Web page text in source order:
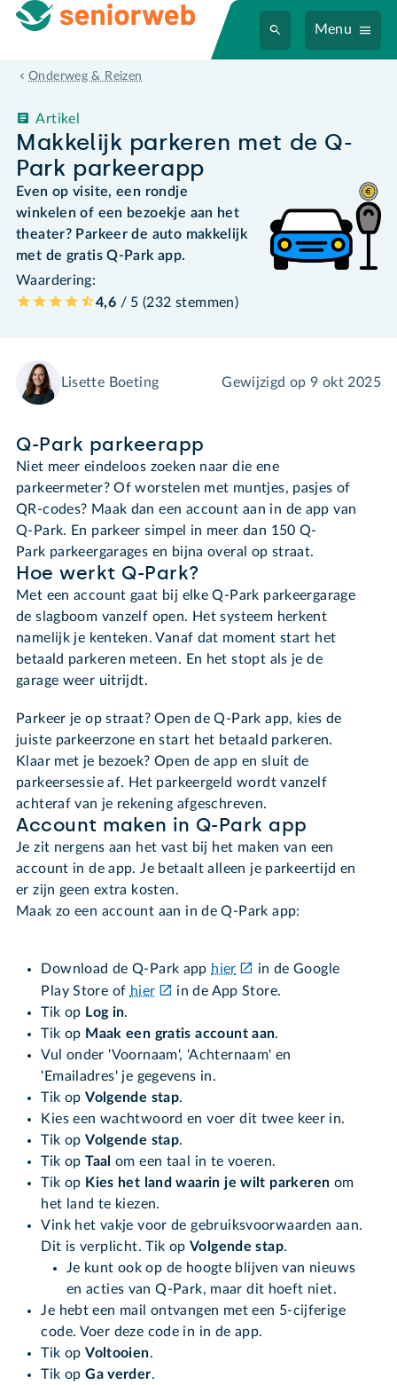
Menu
Onderweg & Reizen
Makkelijk parkeren met de Q-
Park parkeerapp
Artikel
Even op visite, een rondje
winkelen of een bezoekje aan het
theater? Parkeer de auto makkelijk
met de gratis Q-Park app.
Waardering:
4,6 / 5 (232 stemmen)
Lisette Boeting Gewijzigd op 9 okt 2025
Q-Park parkeerapp
Niet meer eindeloos zoeken naar die ene
parkeermeter? Of worstelen met muntjes, pasjes of
QR-codes? Maak dan een account aan in de app van
Q-Park. En parkeer simpel in meer dan 150 Q-
Park parkeergarages en bijna overal op straat.
Hoe werkt Q-Park?
Met een account gaat bij elke Q-Park parkeergarage
de slagboom vanzelf open. Het systeem herkent
namelijk je kenteken. Vanaf dat moment start het
betaald parkeren meteen. En het stopt als je de
garage weer uitrijdt.
Parkeer je op straat? Open de Q-Park app, kies de
juiste parkeerzone en start het betaald parkeren.
Klaar met je bezoek? Open de app en sluit de
parkeersessie af. Het parkeergeld wordt vanzelf
achteraf van je rekening afgeschreven.
Account maken in Q-Park app
Je zit nergens aan het vast bij het maken van een
account in de app. Je betaalt alleen je parkeertijd en
er zijn geen extra kosten.
Maak zo een account aan in de Q-Park app:
Download de Q-Park app hier
in de Google
Play Store of hier
in de App Store.
Tik op Log in.
Tik op Maak een gratis account aan.
Vul onder 'Voornaam', 'Achternaam' en
'Emailadres' je gegevens in.
Tik opVolgende stap.
Kies een wachtwoord en voer dit twee keer in.
Tik opVolgende stap.
Tik opTaal om een taal in te voeren.
Tik op Kies het land waarin je wilt parkeren om
het land te kiezen.
Vink het vakje voor de gebruiksvoorwaarden aan.
Dit is verplicht. Tik op Volgende stap.
Je kunt ook op de hoogte blijven van nieuws
en acties van Q-Park, maar dit hoeft niet.
Je hebt een mail ontvangen met een 5-cijferige
code. Voer deze code in in de app.
Tik opVoltooien.
Tik opGa verder.